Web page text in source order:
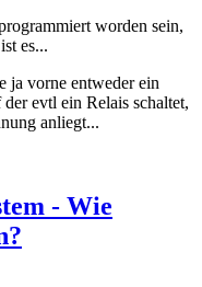
worden sein,
es...
ja vorne entweder ein
evtl ein Relais schaltet,
anliegt...
- Wie